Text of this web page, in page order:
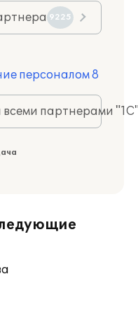
9225
персоналом 8
партнерами